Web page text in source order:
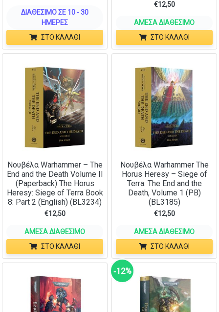
ΔΙΑΘΈΣΙΜΟ ΣΕ 10 - 30
ΗΜΈΡΕΣ
ΣΤΟ ΚΑΛΆΘΙ
€12,50
ΆΜΕΣΑ ΔΙΑΘΈΣΙΜΟ
ΣΤΟ ΚΑΛΆΘΙ
Νουβέλα Warhammer – The
End and the Death Volume II
(Paperback) The Horus
Heresy: Siege of Terra Book
8: Part 2 (English) (BL3234)
€12,50
ΆΜΕΣΑ ΔΙΑΘΈΣΙΜΟ
ΣΤΟ ΚΑΛΆΘΙ
Νουβέλα Warhammer The
Horus Heresy – Siege of
Terra: The End and the
Death, Volume 1 (PB)
(BL3185)
€12,50
ΆΜΕΣΑ ΔΙΑΘΈΣΙΜΟ
ΣΤΟ ΚΑΛΆΘΙ
‑12%